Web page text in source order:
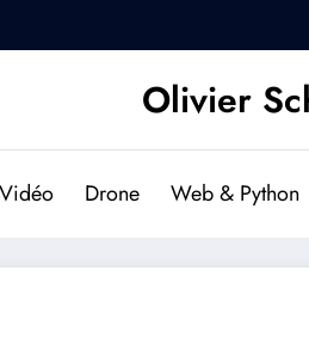
Olivier
Vidéo Drone Web & Python